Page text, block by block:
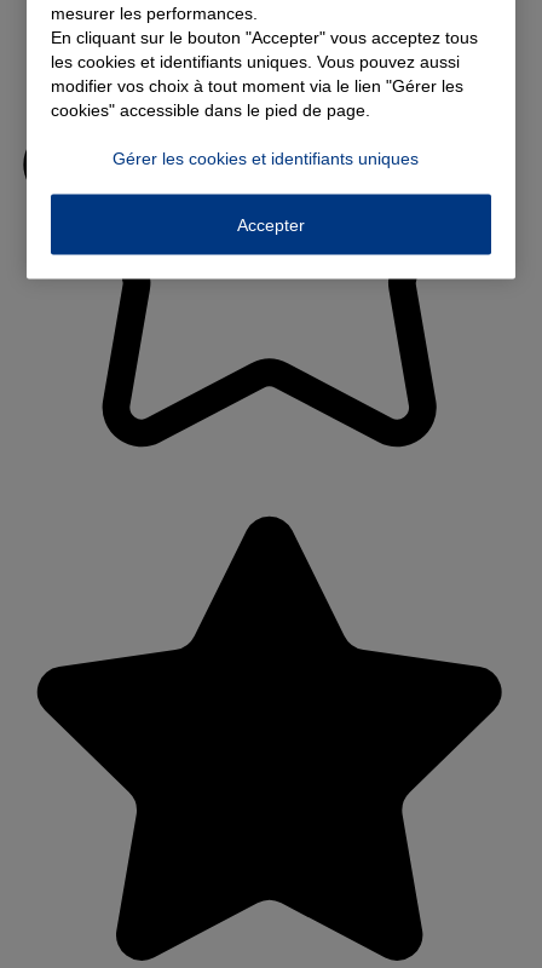
mesurer les performances.
En cliquant sur le bouton "Accepter" vous acceptez tous
les cookies et identifiants uniques. Vous pouvez aussi
modifier vos choix à tout moment via le lien "Gérer les
cookies" accessible dans le pied de page.
Gérer les cookies et identifiants uniques
Accepter